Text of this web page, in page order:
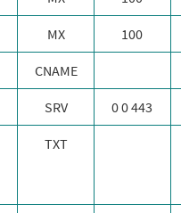
MX 100
CNAME
SRV 0 0 443
TXT